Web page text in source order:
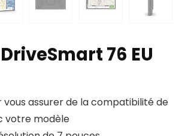
76 EU
vous assurer de la compatibilité de
votre modèle